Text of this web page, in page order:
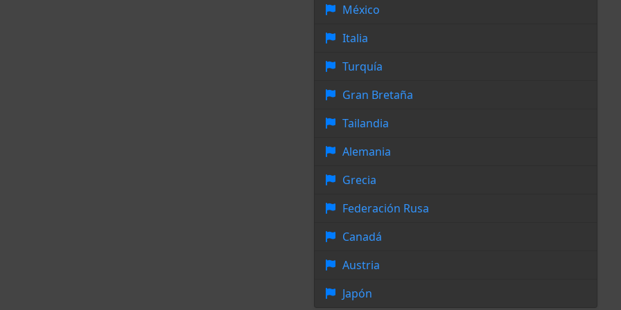
México
Italia
Turquía
Gran Bretaña
Tailandia
Alemania
Grecia
Federación Rusa
Canadá
Austria
Japón